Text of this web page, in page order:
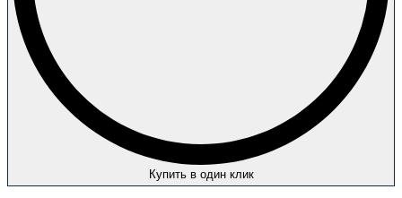
Купить в один клик